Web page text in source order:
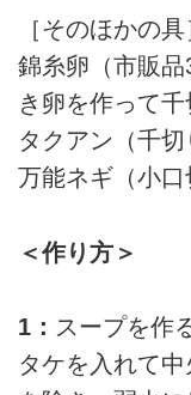
［そのほかの具
錦糸卵（市販
き卵を作って千
タクアン（千
万能ネギ（小
＜作り方＞
1： スープを作
タケを入れて